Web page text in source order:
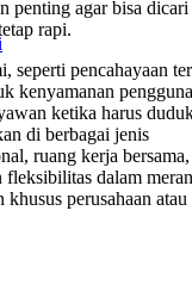
penting agar bisa dicari
rapi.
seperti pencahayaan
kenyamanan
ketika harus
di berbagai jenis
ruang kerja
dalam
perusahaan atau